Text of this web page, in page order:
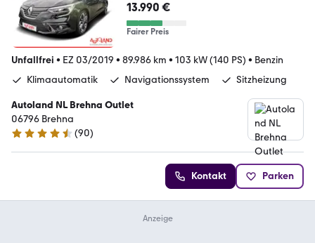
13.990 €
Fairer Preis
Unfallfrei • EZ 03/2019 • 89.986 km • 103 kW (140 PS) • Benzin
Klimaautomatik
Navigationssystem Sitzheizung
Autoland NL Brehna Outlet
06796 Brehna
4.3 Sterne
(90)
Kontakt Parken